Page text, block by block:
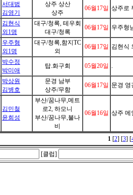
서대범
김영기
상주 상산
상주
06월17일 상주로
김현식
외1명
대구/청록, 테우회
대구/청록
06월17일 우주형
우주형
외1명
대구/청록,함지TC
외
06월17일 김현식
박수정
박미애
탑.화구회 05월20일 .
박상원
김병호
문경 남부
상주/무함
06월17일 문경 영
김민철
윤희성
부산/꿈나무,메트
로2, 하모니
부산/꿈나무,불나
비
06월16일 상주 메
1[2] [3] [
[클럽]